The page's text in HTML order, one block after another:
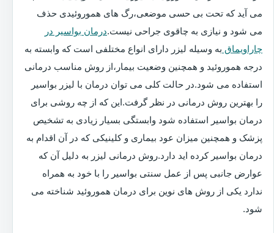
می آید که تحت بی حسی موضعی،رگ های هموروئیدی حذف
می شود و نیازی به چاقوی جراحی نیست.درمان بواسیر در
چاراویماق به وسیله لیزر دارای انواع مختلفی است که وابسته به
درجه هموروئید و همچنین وضعیت بیمار،از روش مناسب درمانی
استفاده می شود.در حالت کلی می توان درمان با لیزر بواسیر
را بهترین روش درمانی در نظر گرفت.این که از چه روشی برای
درمان بواسیر استفاده شود وابستگی بسیار زیادی به تشخیص
پزشک و همچنین میزان عود بیماری و کلینیکی که در آن اقدام به
درمان بواسیر کرده اید دارد.روش درمانی لیزر به دلیل آن که
عوارض جانبی پس از عمل سنتی بواسیر را با خود به همراه
ندارد یکی از روش های نوین برای درمان هموروئید شناخته می
شود.